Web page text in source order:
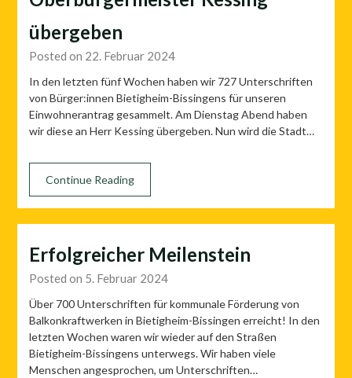
übergeben
Posted on 22. Februar 2024
In den letzten fünf Wochen haben wir 727 Unterschriften
von Bürger:innen Bietigheim-Bissingens für unseren
Einwohnerantrag gesammelt. Am Dienstag Abend haben
wir diese an Herr Kessing übergeben. Nun wird die Stadt…
Continue Reading
Erfolgreicher Meilenstein
Posted on 5. Februar 2024
Über 700 Unterschriften für kommunale Förderung von
Balkonkraftwerken in Bietigheim-Bissingen erreicht! In den
letzten Wochen waren wir wieder auf den Straßen
Bietigheim-Bissingens unterwegs. Wir haben viele
Menschen angesprochen, um Unterschriften…